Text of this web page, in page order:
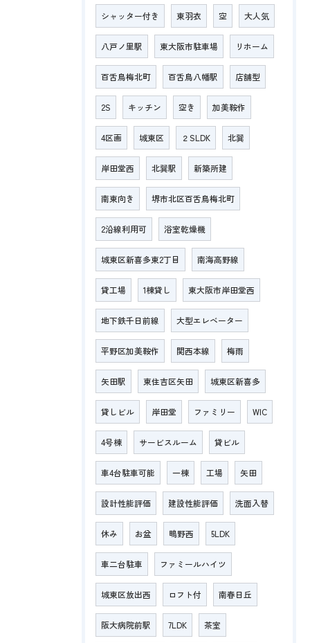
シャッター付き 東羽衣 空 大人気
八戸ノ里駅 東大阪市駐車場 リホーム
百舌鳥梅北町 百舌鳥八幡駅 店舗型
2S キッチン 空き 加美鞍作
4区画 城東区 ２SLDK 北巽
岸田堂西 北巽駅 新築所建
南東向き 堺市北区百舌鳥梅北町
2沿線利用可 浴室乾燥機
城東区新喜多東2丁目 南海高野線
貸工場 1棟貸し 東大阪市岸田堂西
地下鉄千日前線 大型エレベーター
平野区加美鞍作 関西本線 梅雨
矢田駅 東住吉区矢田 城東区新喜多
貸しビル 岸田堂 ファミリー WIC
4号棟 サービスルーム 貸ビル
車4台駐車可能 一棟 工場 矢田
設計性能評価 建設性能評価 洗面入替
休み お盆 鴫野西 5LDK
車二台駐車 ファミールハイツ
城東区放出西 ロフト付 南春日丘
阪大病院前駅 7LDK 茶室